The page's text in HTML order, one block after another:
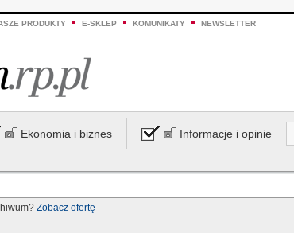
PRODUKTY E-SKLEP KOMUNIKATY NEWSLETTER
Ekonomia i biznes Informacje i opinie
Zobacz ofertę